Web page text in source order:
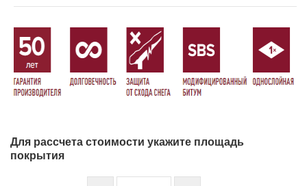
Для рассчета стоимости укажите площадь
покрытия